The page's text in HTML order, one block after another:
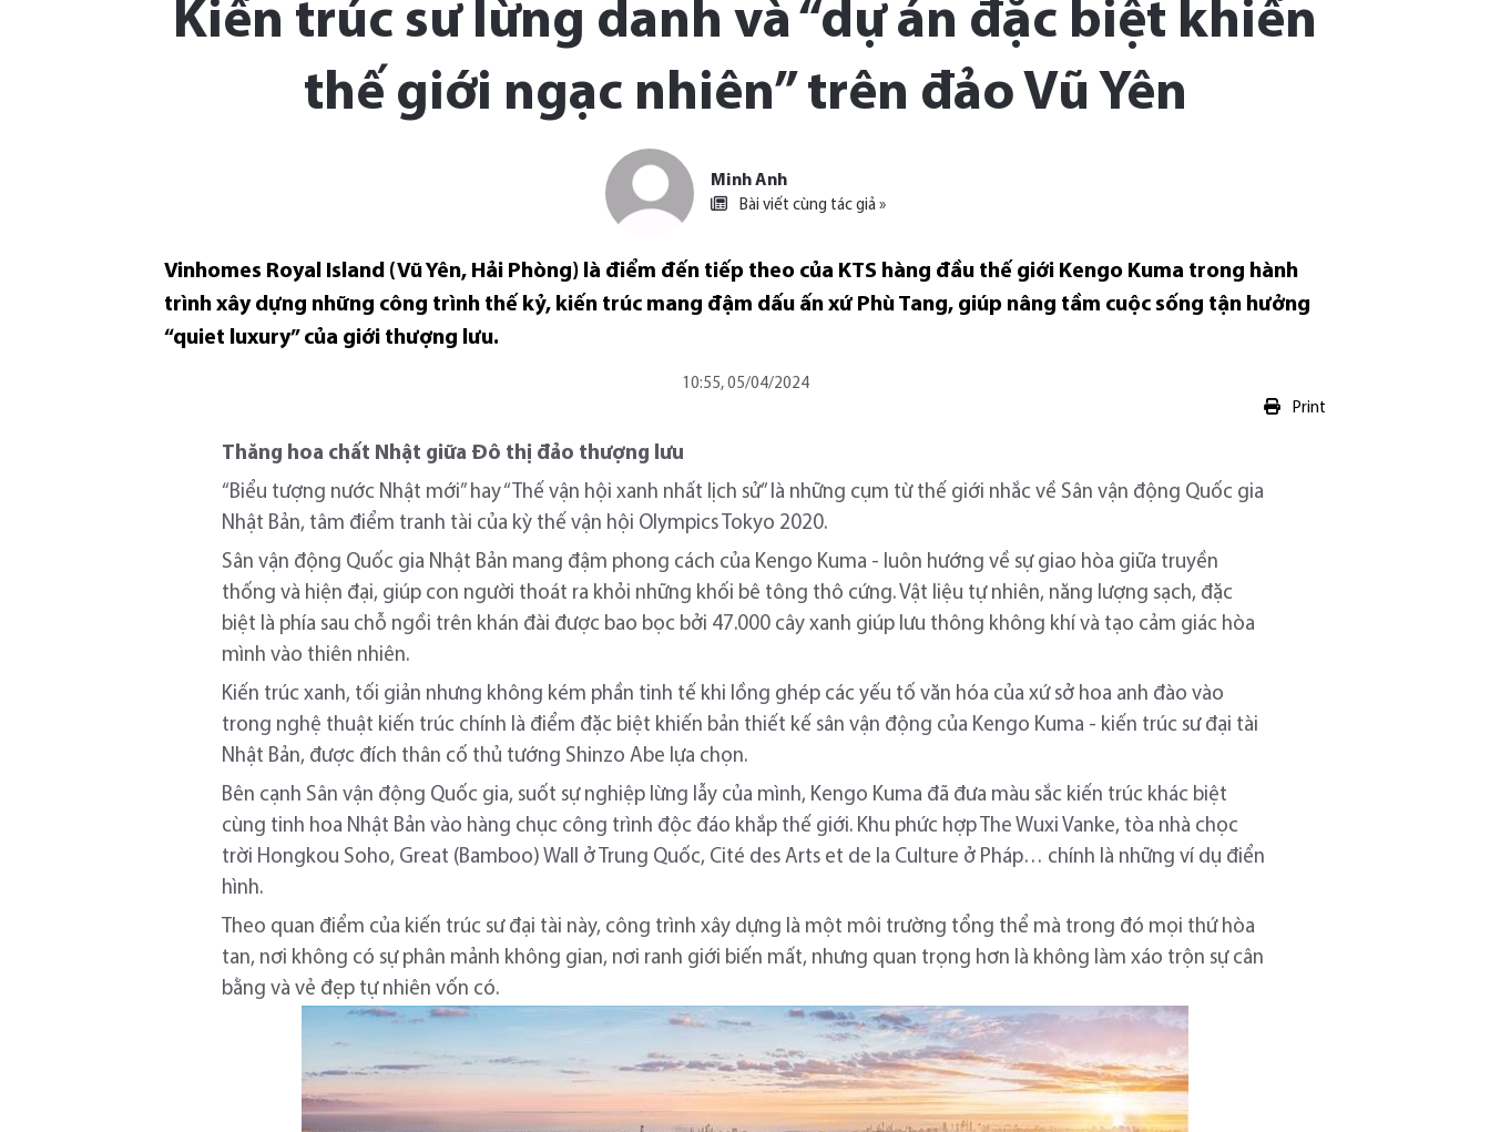
Kiến trúc sư lừng danh và “dự án đặc biệt khiến
thế giới ngạc nhiên” trên đảo Vũ Yên
Minh Anh
Bài viết cùng tác giả »
Vinhomes Royal Island (Vũ Yên, Hải Phòng) là điểm đến tiếp theo của KTS hàng đầu thế giới Kengo Kuma trong hành
trình xây dựng những công trình thế kỷ, kiến trúc mang đậm dấu ấn xứ Phù Tang, giúp nâng tầm cuộc sống tận hưởng
“quiet luxury” của giới thượng lưu.
10:55, 05/04/2024
Print
Thăng hoa chất Nhật giữa Đô thị đảo thượng lưu
“Biểu tượng nước Nhật mới” hay “Thế vận hội xanh nhất lịch sử” là những cụm từ thế giới nhắc về Sân vận động Quốc gia
Nhật Bản, tâm điểm tranh tài của kỳ thế vận hội Olympics Tokyo 2020.
Sân vận động Quốc gia Nhật Bản mang đậm phong cách của Kengo Kuma - luôn hướng về sự giao hòa giữa truyền
thống và hiện đại, giúp con người thoát ra khỏi những khối bê tông thô cứng. Vật liệu tự nhiên, năng lượng sạch, đặc
biệt là phía sau chỗ ngồi trên khán đài được bao bọc bởi 47.000 cây xanh giúp lưu thông không khí và tạo cảm giác hòa
mình vào thiên nhiên.
Kiến trúc xanh, tối giản nhưng không kém phần tinh tế khi lồng ghép các yếu tố văn hóa của xứ sở hoa anh đào vào
trong nghệ thuật kiến trúc chính là điểm đặc biệt khiến bản thiết kế sân vận động của Kengo Kuma - kiến trúc sư đại tài
Nhật Bản, được đích thân cố thủ tướng Shinzo Abe lựa chọn.
Bên cạnh Sân vận động Quốc gia, suốt sự nghiệp lừng lẫy của mình, Kengo Kuma đã đưa màu sắc kiến trúc khác biệt
cùng tinh hoa Nhật Bản vào hàng chục công trình độc đáo khắp thế giới. Khu phức hợp The Wuxi Vanke, tòa nhà chọc
trời Hongkou Soho, Great (Bamboo) Wall ở Trung Quốc, Cité des Arts et de la Culture ở Pháp… chính là những ví dụ điển
hình.
Theo quan điểm của kiến trúc sư đại tài này, công trình xây dựng là một môi trường tổng thể mà trong đó mọi thứ hòa
tan, nơi không có sự phân mảnh không gian, nơi ranh giới biến mất, nhưng quan trọng hơn là không làm xáo trộn sự cân
bằng và vẻ đẹp tự nhiên vốn có.